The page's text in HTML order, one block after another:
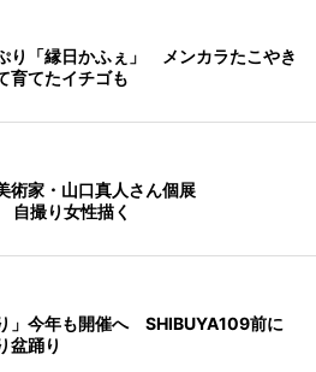
り「縁日かふぇ」 メンカラたこやき
育てたイチゴも
術家・山口真人さん個展
自撮り女性描く
」今年も開催へ SHIBUYA109前に
盆踊り